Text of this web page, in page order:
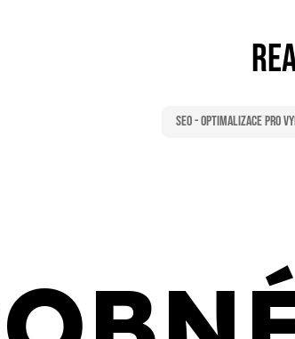
SEO - Optimalizace pro